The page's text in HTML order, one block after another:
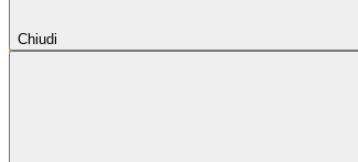
Chiudi